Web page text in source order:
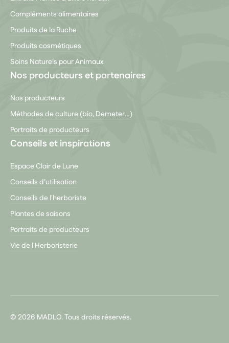
Compléments alimentaires
Produits de la Ruche
Produits cosmétiques
Soins Naturels pour Animaux
Nos producteurs et partenaires
Nos producteurs
Méthodes de culture (bio, Demeter…)
Portraits de producteurs
Conseils et inspirations
Espace Clair de Lune
Conseils d’utilisation
Conseils de l'herboriste
Plantes de saisons
Portraits de producteurs
Vie de l'Herboristerie
© 2026 MADLO. Tous droits réservés.